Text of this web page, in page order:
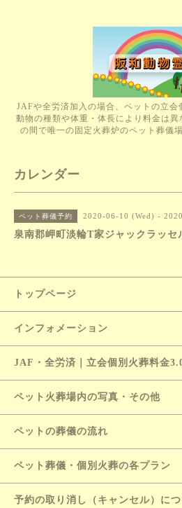
JAFや全労済加入の場合、ペットの立会
動物の種類や体重・体長により料金は
の間で唯一の固定火葬炉のペット葬儀
カレンダー
ペット葬儀予約 2020-06-10 (Wed) -
泉南郡岬町淡輪T家ジャックラッセ
トップページ
インフォメーション
JAF・全労済｜立会個別火葬料金
ペット火葬場内の写真・その他
ペットの葬儀の流れ
ペット葬儀・個別火葬の各プラン
予約の取り消し（キャンセル）につ